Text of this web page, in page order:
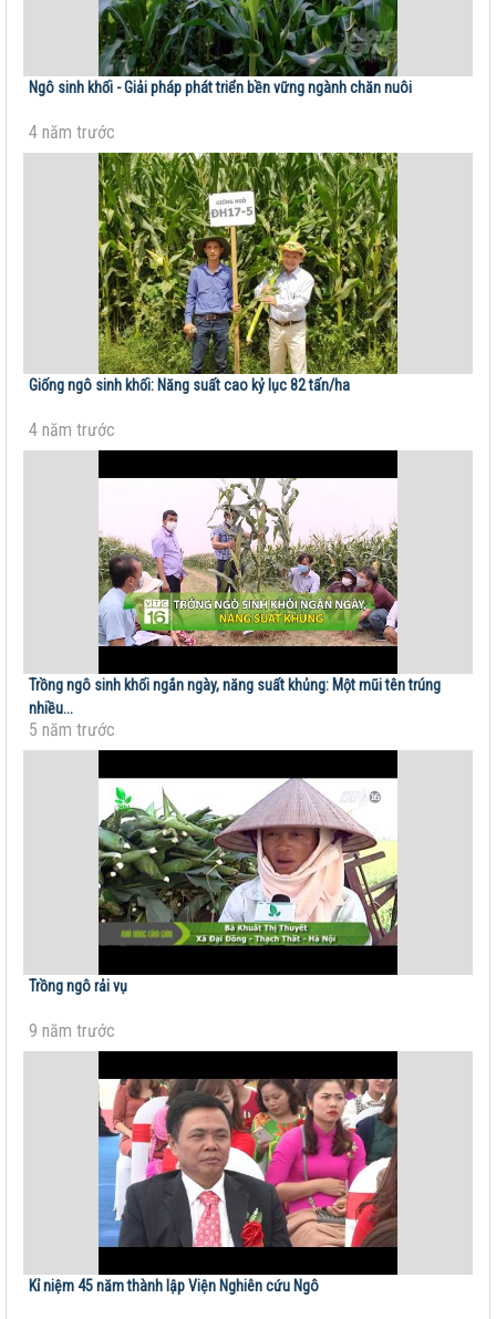
Ngô sinh khối - Giải pháp phát triển bền vững ngành chăn nuôi
4 năm trước
Giống ngô sinh khối: Năng suất cao kỷ lục 82 tấn/ha
4 năm trước
Trồng ngô sinh khối ngắn ngày, năng suất khủng: Một mũi tên trúng
nhiều...
5 năm trước
Trồng ngô rải vụ
9 năm trước
Kỉ niệm 45 năm thành lập Viện Nghiên cứu Ngô